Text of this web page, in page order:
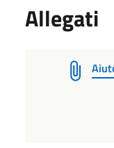
Allegati